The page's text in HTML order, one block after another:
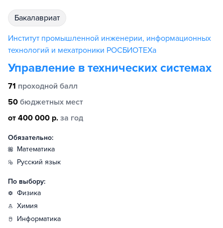
бакалавриат
Институт промышленной инженерии, информационных
технологий и мехатроники РОСБИОТЕХа
Управление в технических системах
71 проходной балл
50 бюджетных мест
от 400 000 р. за год
Обязательно:
математика
русский язык
По выбору:
физика
химия
информатика